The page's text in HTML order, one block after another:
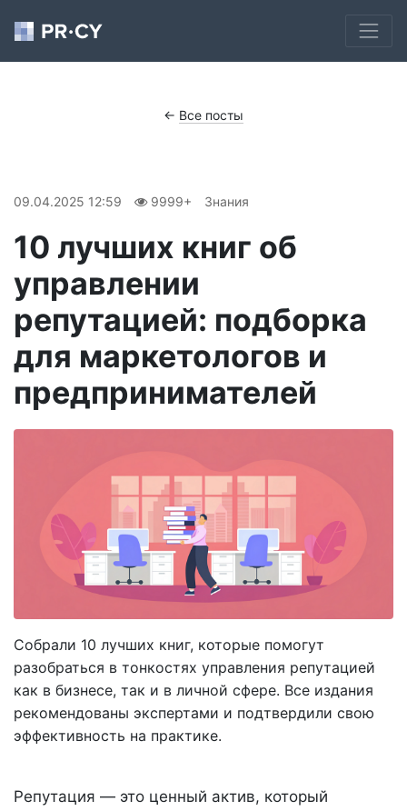
← Все посты
09.04.2025 12:59 9999+ Знания
10 лучших книг об
управлении
репутацией: подборка
для маркетологов и
предпринимателей
Собрали 10 лучших книг, которые помогут
разобраться в тонкостях управления репутацией
как в бизнесе, так и в личной сфере. Все издания
рекомендованы экспертами и подтвердили свою
эффективность на практике.
Репутация — это ценный актив, который